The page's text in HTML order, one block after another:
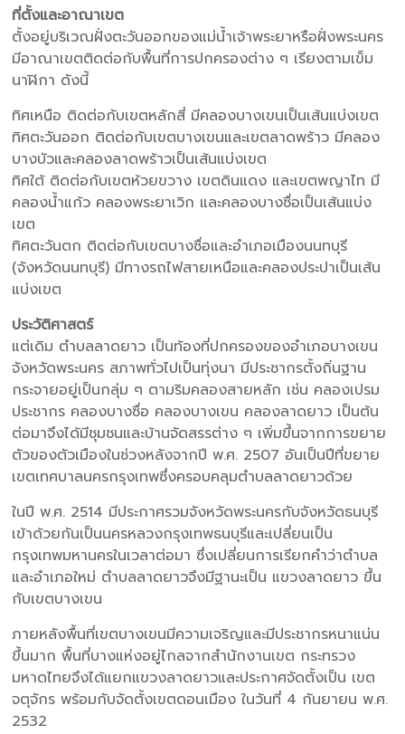
ที่ตั้งและอาณาเขต
ตั้งอยู่บริเวณฝั่งตะวันออกของแม่น้ำเจ้าพระยาหรือฝั่งพระนคร
มีอาณาเขตติดต่อกับพื้นที่การปกครองต่าง ๆ เรียงตามเข็ม
นาฬิกา ดังนี้
ทิศเหนือ ติดต่อกับเขตหลักสี่ มีคลองบางเขนเป็นเส้นแบ่งเขต
ทิศตะวันออก ติดต่อกับเขตบางเขนและเขตลาดพร้าว มีคลอง
บางบัวและคลองลาดพร้าวเป็นเส้นแบ่งเขต
ทิศใต้ ติดต่อกับเขตห้วยขวาง เขตดินแดง และเขตพญาไท มี
คลองน้ำแก้ว คลองพระยาเวิก และคลองบางซื่อเป็นเส้นแบ่ง
เขต
ทิศตะวันตก ติดต่อกับเขตบางซื่อและอำเภอเมืองนนทบุรี
(จังหวัดนนทบุรี) มีทางรถไฟสายเหนือและคลองประปาเป็นเส้น
แบ่งเขต
ประวัติศาสตร์
แต่เดิม ตำบลลาดยาว เป็นท้องที่ปกครองของอำเภอบางเขน
จังหวัดพระนคร สภาพทั่วไปเป็นทุ่งนา มีประชากรตั้งถิ่นฐาน
กระจายอยู่เป็นกลุ่ม ๆ ตามริมคลองสายหลัก เช่น คลองเปรม
ประชากร คลองบางซื่อ คลองบางเขน คลองลาดยาว เป็นต้น
ต่อมาจึงได้มีชุมชนและบ้านจัดสรรต่าง ๆ เพิ่มขึ้นจากการขยาย
ตัวของตัวเมืองในช่วงหลังจากปี พ.ศ. 2507 อันเป็นปีที่ขยาย
เขตเทศบาลนครกรุงเทพซึ่งครอบคลุมตำบลลาดยาวด้วย
ในปี พ.ศ. 2514 มีประกาศรวมจังหวัดพระนครกับจังหวัดธนบุรี
เข้าด้วยกันเป็นนครหลวงกรุงเทพธนบุรีและเปลี่ยนเป็น
กรุงเทพมหานครในเวลาต่อมา ซึ่งเปลี่ยนการเรียกคำว่าตำบล
และอำเภอใหม่ ตำบลลาดยาวจึงมีฐานะเป็น แขวงลาดยาว ขึ้น
กับเขตบางเขน
ภายหลังพื้นที่เขตบางเขนมีความเจริญและมีประชากรหนาแน่น
ขึ้นมาก พื้นที่บางแห่งอยู่ไกลจากสำนักงานเขต กระทรวง
มหาดไทยจึงได้แยกแขวงลาดยาวและประกาศจัดตั้งเป็น เขต
จตุจักร พร้อมกับจัดตั้งเขตดอนเมือง ในวันที่ 4 กันยายน พ.ศ.
2532